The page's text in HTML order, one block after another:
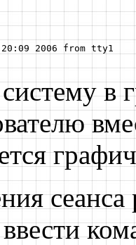
2006 from tty1
в